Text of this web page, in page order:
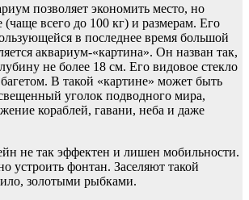
позволяет экономить место, но
(чаще всего до 100 кг) и размерам. Его
в последнее время большой
аквариум-«картина». Он назван так,
не более 18 см. Его видовое стекло
В такой «картине» может быть
уголок подводного мира,
кораблей, гавани, неба и даже
не так эффектен и лишен мобильности.
устроить фонтан. Заселяют такой
золотыми рыбками.